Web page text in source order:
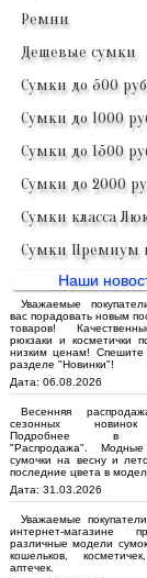
Ремни
Дешевые сумки
Сумки до 500
Сумки до 1000
Сумки до 1500
Сумки до 2000
Сумки класса
Сумки Премиум
Наши
Уважаемые
вас порадовать новым
товаров!
рюкзаки и косметички
низким ценам! Спешите
разделе "Новинки"!
Дата: 06.08.2026
Весенняя
сезонных
Подробнее в
"Распродажа". Модные
сумочки на весну и
последние цвета в
Дата: 31.03.2026
Уважаемые
интернет-магазине
различные модели
кошельков,
аптечек.